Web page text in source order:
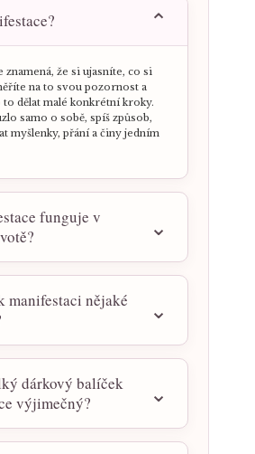
znamená, že si ujasníte, co si
na to svou pozornost a
to dělat malé konkrétní kroky.
samo o sobě, spíš způsob,
myšlenky, přání a činy jedním
funguje v
manifestaci nějaké
dárkový balíček
výjimečný?